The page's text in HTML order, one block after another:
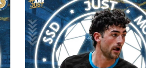
#futsalmercato, Just Mola:
Giorgio Campagna giocherà al